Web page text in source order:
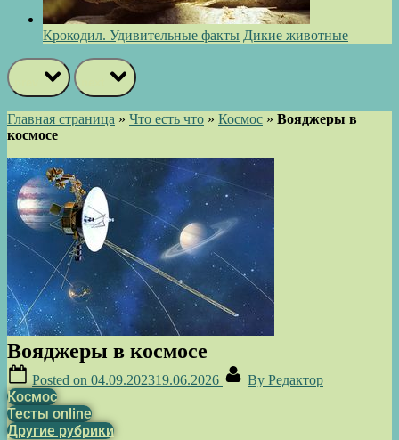
Крокодил. Удивительные факты Дикие животные
Главная страница » Что есть что » Космос » Вояджеры в
космосе
Вояджеры в космосе
Posted on 04.09.202319.06.2026 By Редактор
Космос
Тесты online
Другие рубрики